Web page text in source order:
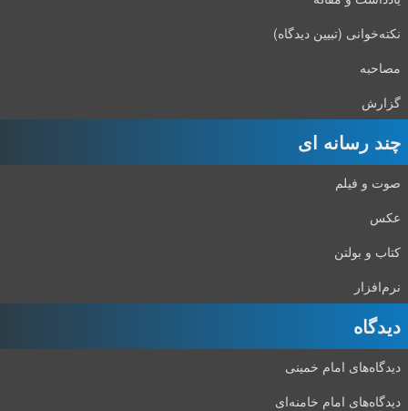
نکته‌خوانی (تبیین دیدگاه)
مصاحبه
گزارش
چند رسانه ای
صوت و فیلم
عکس
کتاب و بولتن
نرم‌افزار
دیدگاه‌
دیدگاه‌های امام خمینی
دیدگاه‌های امام خامنه‌ای